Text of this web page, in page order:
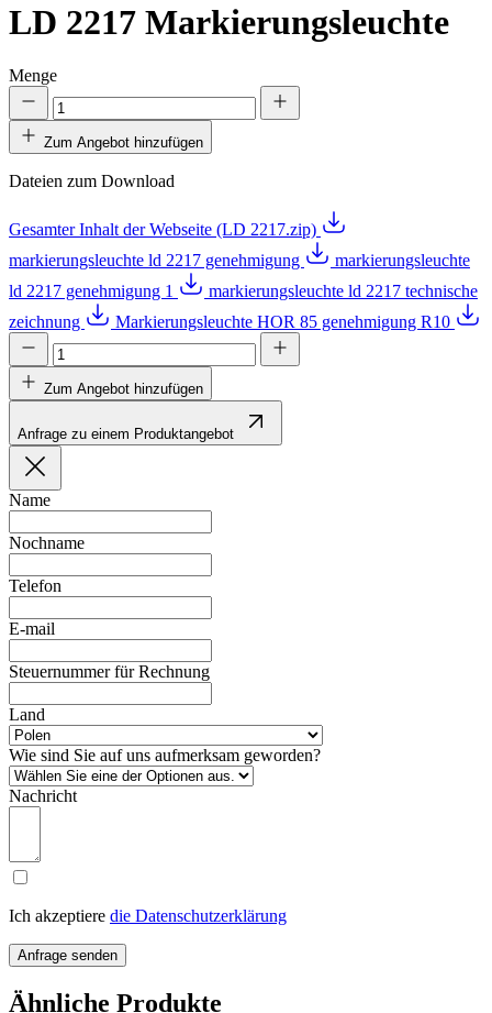
LD 2217 Markierungsleuchte
Menge
Zum Angebot hinzufügen
Dateien zum Download
Gesamter Inhalt der Webseite (LD 2217.zip)
markierungsleuchte ld 2217 genehmigung
markierungsleuchte
ld 2217 genehmigung 1
markierungsleuchte ld 2217 technische
zeichnung
Markierungsleuchte HOR 85 genehmigung R10
Zum Angebot hinzufügen
Anfrage zu einem Produktangebot
Name
Nochname
Telefon
E-mail
Steuernummer für Rechnung
Land
Wie sind Sie auf uns aufmerksam geworden?
Nachricht
Ich akzeptiere die Datenschutzerklärung
Anfrage senden
Ähnliche Produkte